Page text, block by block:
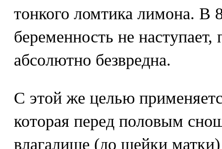
тонкого ломтика лимона. В
беременность не
абсолютно безвредна.
С этой же целью
которая перед половым
влагалище (до шейки